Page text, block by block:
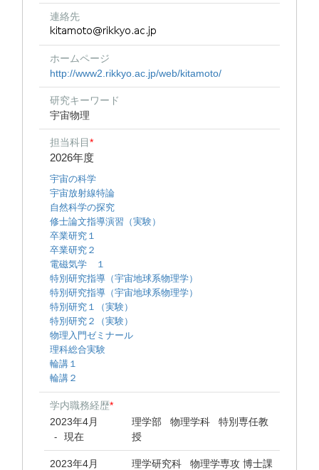
連絡先
ホームページ
http://www2.rikkyo.ac.jp/web/kitamoto/
研究キーワード
宇宙物理
担当科目*
2026年度
宇宙の科学
宇宙放射線特論
自然科学の探究
修士論文指導演習（実験）
卒業研究１
卒業研究２
電磁気学 １
特別研究指導（宇宙地球系物理学）
特別研究指導（宇宙地球系物理学）
特別研究１（実験）
特別研究２（実験）
物理入門ゼミナール
理科総合実験
輪講１
輪講２
学内職務経歴*
2023年4月
- 現在
理学部 物理学科 特別専任教
授
2023年4月
理学研究科 物理学専攻 博士課